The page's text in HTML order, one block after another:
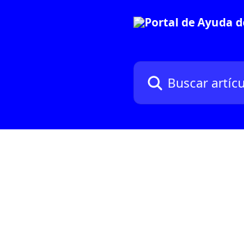
Buscar artículos...